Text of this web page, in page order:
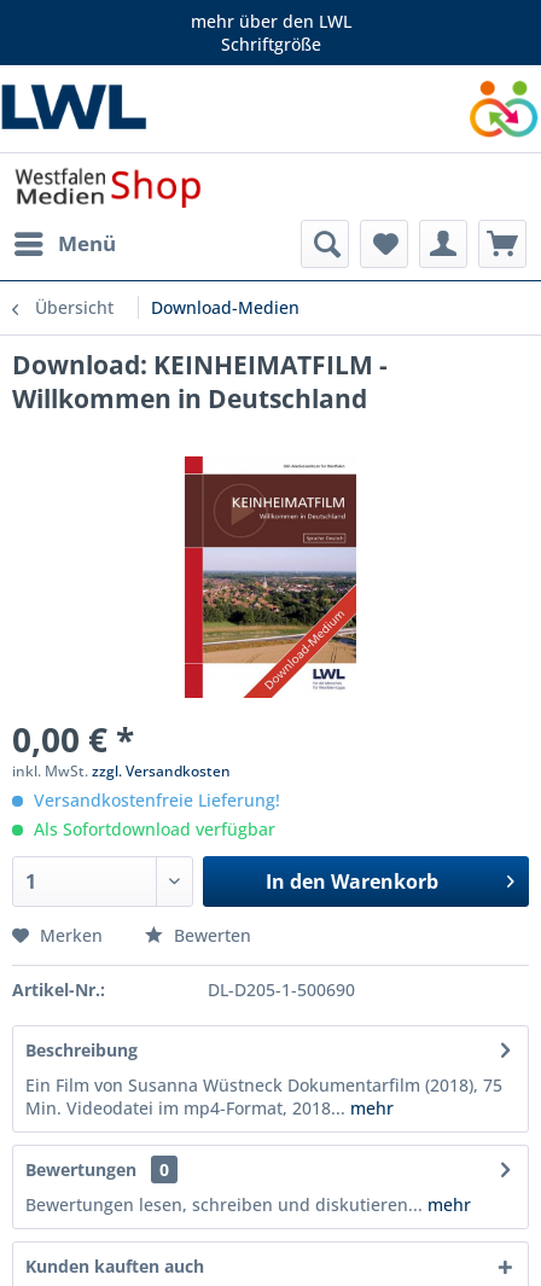
mehr über den LWL
Schriftgröße
Menü
Übersicht Download-Medien
Download: KEINHEIMATFILM -
Willkommen in Deutschland
0,00 € *
inkl. MwSt.zzgl. Versandkosten
Versandkostenfreie Lieferung!
Als Sofortdownload verfügbar
In den Warenkorb
Merken Bewerten
Artikel-Nr.: DL-D205-1-500690
Beschreibung
Ein Film von Susanna Wüstneck Dokumentarfilm (2018), 75
Min. Videodatei im mp4-Format, 2018... mehr
Bewertungen
0
Bewertungen lesen, schreiben und diskutieren... mehr
Kunden kauften auch